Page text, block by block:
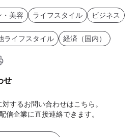
・美容 ライフスタイル ビジネス
ライフスタイル 経済（国内）
せ
するお問い合わせはこちら。
信企業に直接連絡できます。